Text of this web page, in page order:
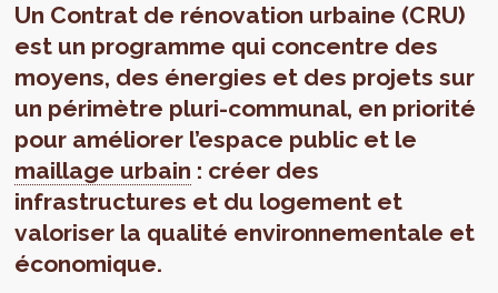
Un Contrat de rénovation urbaine (CRU)
est un programme qui concentre des
moyens, des énergies et des projets sur
un périmètre pluri-communal, en priorité
pour améliorer l’espace public et le
maillage urbain : créer des
infrastructures et du logement et
valoriser la qualité environnementale et
économique.